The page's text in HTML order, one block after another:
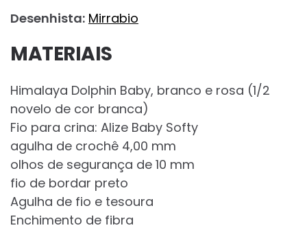
Desenhista: Mirrabio
MATERIAIS
Himalaya Dolphin Baby, branco e rosa (1/2
novelo de cor branca)
Fio para crina: Alize Baby Softy
agulha de crochê 4,00 mm
olhos de segurança de 10 mm
fio de bordar preto
Agulha de fio e tesoura
Enchimento de fibra